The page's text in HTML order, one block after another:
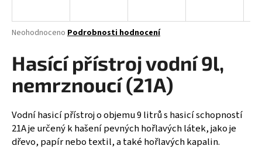
Průměrné
produktu
je
hvězdiček.
Neohodnoceno Podrobnosti hodnocení
Hasící přístroj vodní 9l,
nemrznoucí (21A)
Vodní hasicí přístroj o objemu 9 litrů s hasicí schopností
21A je určený k hašení pevných hořlavých látek, jako je
dřevo, papír nebo textil, a také hořlavých kapalin.
j
t
?
HLEDAT